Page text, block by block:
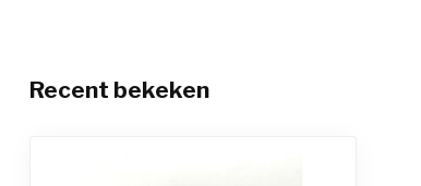
Recent bekeken